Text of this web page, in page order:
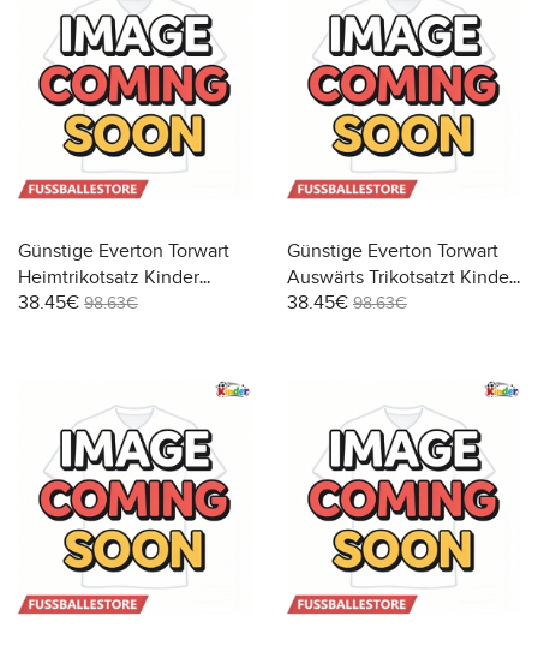
Günstige Everton Torwart
Heimtrikotsatz Kinder
2025-26 Langarm (+ Kurze
38.45€ 98.63€
Günstige Everton Torwart
Auswärts Trikotsatzt Kinder
2025-26 Langarm (+ Kurze
38.45€ 98.63€